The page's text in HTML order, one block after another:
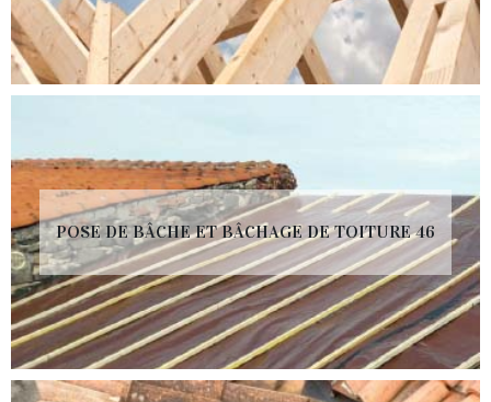
POSE DE BÂCHE ET BÂCHAGE DE TOITURE 46